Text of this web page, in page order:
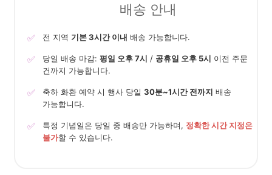
배송 안내
✅ 전 지역 기본 3시간 이내 배송 가능합니다.
✅ 당일 배송 마감: 평일 오후 7시 / 공휴일 오후 5시 이전 주문
건까지 가능합니다.
✅ 축하 화환 예약 시 행사 당일 30분~1시간 전까지 배송
가능합니다.
✅ 특정 기념일은 당일 중 배송만 가능하며, 정확한 시간 지정은
불가할 수 있습니다.